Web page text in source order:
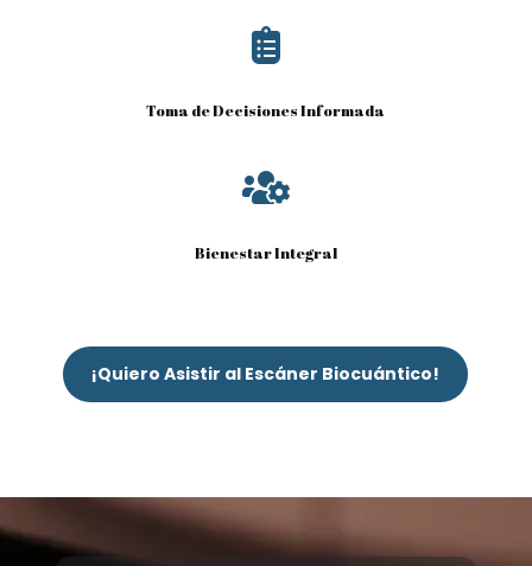

Toma de Decisiones Informada

Bienestar Integral
¡Quiero Asistir al Escáner Biocuántico!